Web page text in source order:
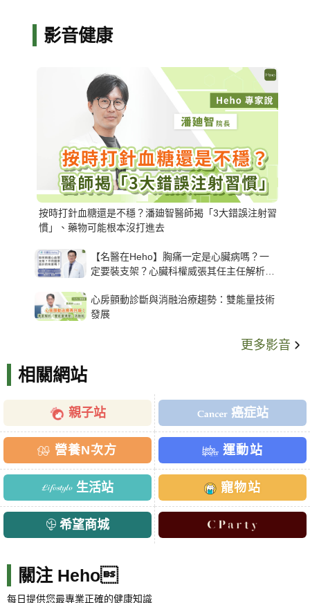
影音健康
按時打針血糖還是不穩？潘廸智醫師揭「3大錯誤注射習
慣」、藥物可能根本沒打進去
【名醫在Heho】胸痛一定是心臟病嗎？一
定要裝支架？心臟科權威張其任主任解析支
心房顫動診斷與消融治療趨勢：雙能量技術
發展
更多影音
相關網站
親子站 癌症站
營養N次方 運動站
生活站 寵物站
希望商城
關注 Heho
每日提供您最專業正確的健康知識